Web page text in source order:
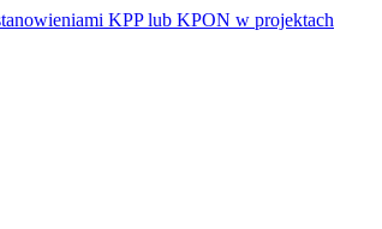
KPP lub KPON w projektach